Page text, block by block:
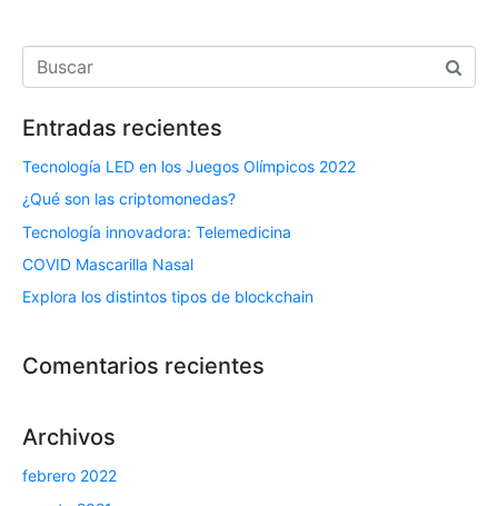
Entradas recientes
Tecnología LED en los Juegos Olímpicos 2022
¿Qué son las criptomonedas?
Tecnología innovadora: Telemedicina
COVID Mascarilla Nasal
Explora los distintos tipos de blockchain
Comentarios recientes
Archivos
febrero 2022